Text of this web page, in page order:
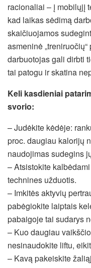
racionaliai – į mobilųjį
kad laikas sėdimą
skaičiuojamos
asmeninė
darbuotojas gali dirbti
tai patogu ir skatina
Keli kasdieniai
svorio:
– Judėkite kėdėje:
proc. daugiau kalorijų
naudojimas sudegins
– Atsistokite
technines užduotis.
– Imkitės aktyvių
pabėgiokite laiptais
pabaigoje tai sudarys
– Kuo daugiau
nesinaudokite liftu,
– Kavą pakeiskite